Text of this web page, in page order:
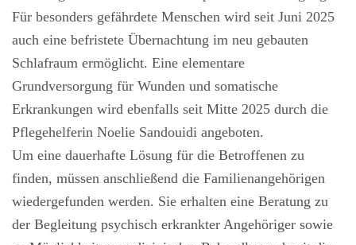
Für besonders gefährdete Menschen wird seit Juni 2025
auch eine befristete Übernachtung im neu gebauten
Schlafraum ermöglicht. Eine elementare
Grundversorgung für Wunden und somatische
Erkrankungen wird ebenfalls seit Mitte 2025 durch die
Pflegehelferin Noelie Sandouidi angeboten.
Um eine dauerhafte Lösung für die Betroffenen zu
finden, müssen anschließend die Familienangehörigen
wiedergefunden werden. Sie erhalten eine Beratung zu
der Begleitung psychisch erkrankter Angehöriger sowie